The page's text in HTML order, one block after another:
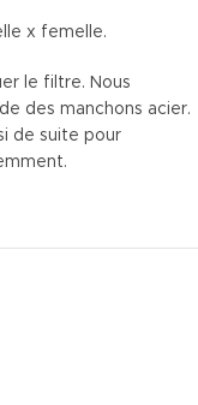
x femelle.
le filtre. Nous
des manchons acier.
de suite pour